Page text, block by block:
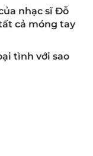
nhạc sĩ Đỗ
cả móng tay
tình với sao